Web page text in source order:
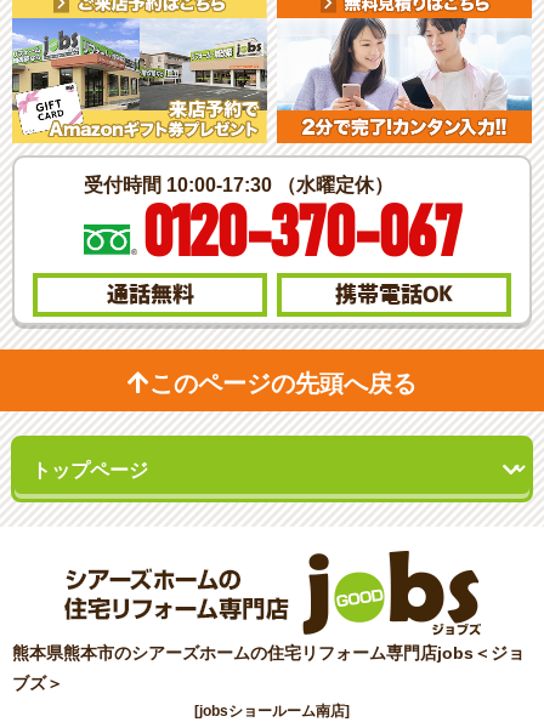
受付時間 10:00-17:30 （水曜定休）
0120-370-067
通話無料 携帯電話OK
このページの先頭へ戻る
熊本県熊本市のシアーズホームの住宅リフォーム専門店jobs＜ジョ
ブズ＞
[jobsショールーム南店]